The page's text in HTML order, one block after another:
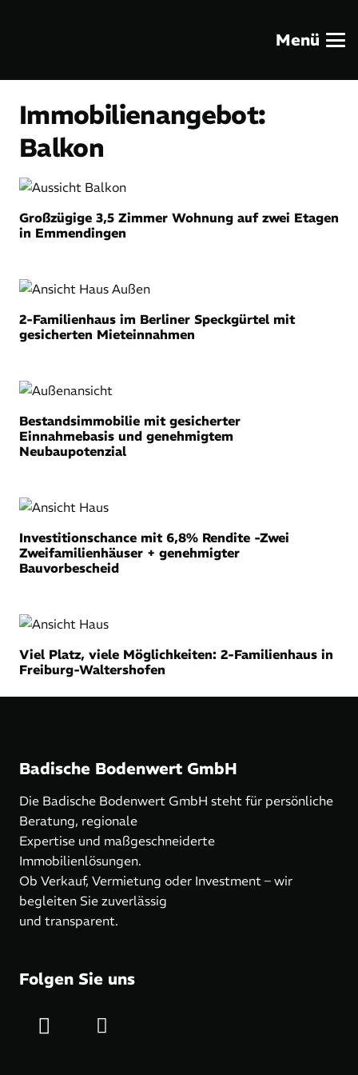
Menü
Immobilien­angebot:
Balkon
Großzügige 3,5 Zimmer Wohnung auf zwei Etagen
in Emmendingen
2-Familienhaus im Berliner Speckgürtel mit
gesicherten Mieteinnahmen
Bestandsimmobilie mit gesicherter
Einnahmebasis und genehmigtem
Neubaupotenzial
Investitionschance mit 6,8% Rendite -Zwei
Zweifamilienhäuser + genehmigter
Bauvorbescheid
Viel Platz, viele Möglichkeiten: 2-Familienhaus in
Freiburg-Waltershofen
Badische Bodenwert GmbH
Die Badische Bodenwert GmbH steht für persönliche
Beratung, regionale
Expertise und maßgeschneiderte
Immobilienlösungen.
Ob Verkauf, Vermietung oder Investment – wir
begleiten Sie zuverlässig
und transparent.
Folgen Sie uns